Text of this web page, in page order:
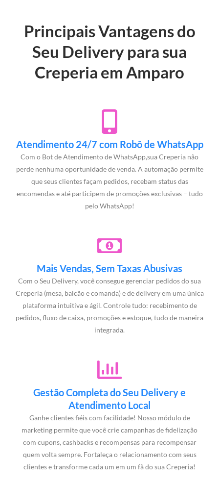
Principais Vantagens do
Seu Delivery para sua
Creperia em Amparo
Atendimento 24/7 com Robô de WhatsApp
Com o Bot de Atendimento de WhatsApp,sua Creperia não
perde nenhuma oportunidade de venda. A automação permite
que seus clientes façam pedidos, recebam status das
encomendas e até participem de promoções exclusivas – tudo
pelo WhatsApp!
Mais Vendas, Sem Taxas Abusivas
Com o Seu Delivery, você consegue gerenciar pedidos do sua
Creperia (mesa, balcão e comanda) e de delivery em uma única
plataforma intuitiva e ágil. Controle tudo: recebimento de
pedidos, fluxo de caixa, promoções e estoque, tudo de maneira
integrada.
Gestão Completa do Seu Delivery e
Atendimento Local
Ganhe clientes fiéis com facilidade! Nosso módulo de
marketing permite que você crie campanhas de fidelização
com cupons, cashbacks e recompensas para recompensar
quem volta sempre. Fortaleça o relacionamento com seus
clientes e transforme cada um em um fã do sua Creperia!